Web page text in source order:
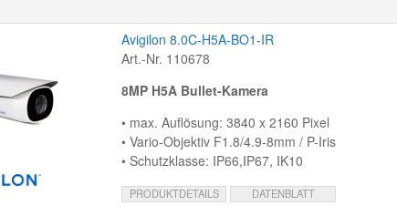
Avigilon 8.0C-H5A-BO1-IR
Art.-Nr. 110678
8MP H5A Bullet-Kamera
• max. Auflösung: 3840 x 2160 Pixel
• Vario-Objektiv F1.8/4.9-8mm / P-Iris
• Schutzklasse: IP66,IP67, IK10
PRODUKTDETAILS
DATENBLATT